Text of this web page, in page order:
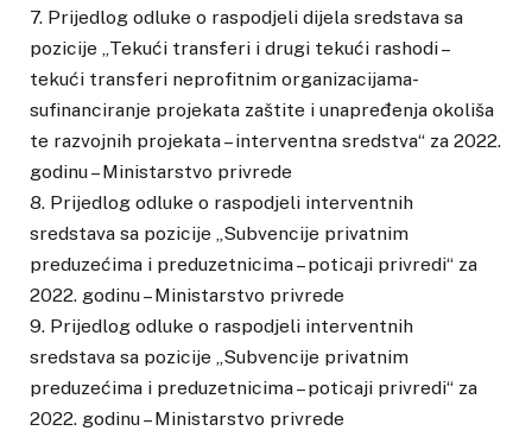
7. Prijedlog odluke o raspodjeli dijela sredstava sa
pozicije „Tekući transferi i drugi tekući rashodi –
tekući transferi neprofitnim organizacijama-
sufinanciranje projekata zaštite i unapređenja okoliša
te razvojnih projekata – interventna sredstva“ za 2022.
godinu – Ministarstvo privrede
8. Prijedlog odluke o raspodjeli interventnih
sredstava sa pozicije „Subvencije privatnim
preduzećima i preduzetnicima – poticaji privredi“ za
2022. godinu – Ministarstvo privrede
9. Prijedlog odluke o raspodjeli interventnih
sredstava sa pozicije „Subvencije privatnim
preduzećima i preduzetnicima – poticaji privredi“ za
2022. godinu – Ministarstvo privrede